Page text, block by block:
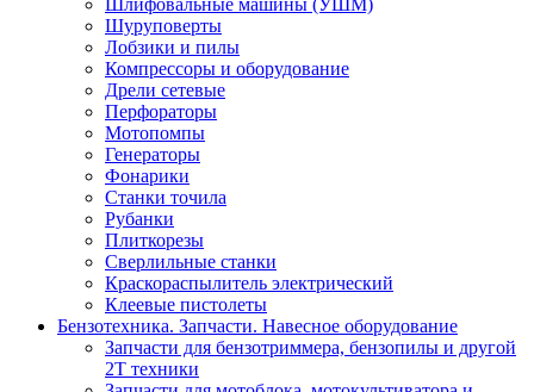
Шлифовальные машины (УШМ)
Шуруповерты
Лобзики и пилы
Компрессоры и оборудование
Дрели сетевые
Перфораторы
Мотопомпы
Генераторы
Фонарики
Станки точила
Рубанки
Плиткорезы
Сверлильные станки
Краскораспылитель электрический
Клеевые пистолеты
Бензотехника. Запчасти. Навесное оборудование
Запчасти для бензотриммера, бензопилы и другой
2Т техники